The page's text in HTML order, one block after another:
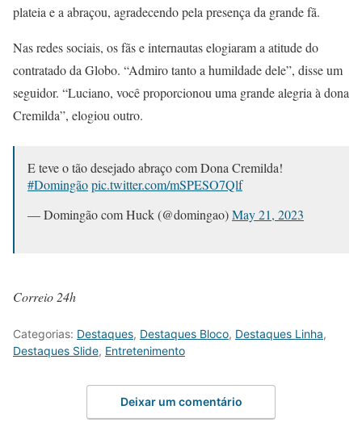
plateia e a abraçou, agradecendo pela presença da grande fã.
Nas redes sociais, os fãs e internautas elogiaram a atitude do
contratado da Globo. “Admiro tanto a humildade dele”, disse um
seguidor. “Luciano, você proporcionou uma grande alegria à dona
Cremilda”, elogiou outro.
E teve o tão desejado abraço com Dona Cremilda!
#Domingãopic.twitter.com/mSPESO7Qlf
— Domingão com Huck (@domingao)May 21, 2023
Correio 24h
Categorias: Destaques, Destaques Bloco, Destaques Linha,
Destaques Slide, Entretenimento
Deixar um comentário